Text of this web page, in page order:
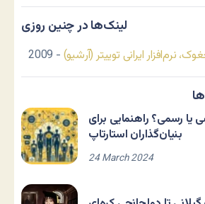
لینک‌ها در چنین روزی
نرم‌افزار ایرانی توییتر (آرشیو) - 2009
رسمی؟ راهنمایی برای
بنیان‌گذاران استارتاپ
24 March 2024